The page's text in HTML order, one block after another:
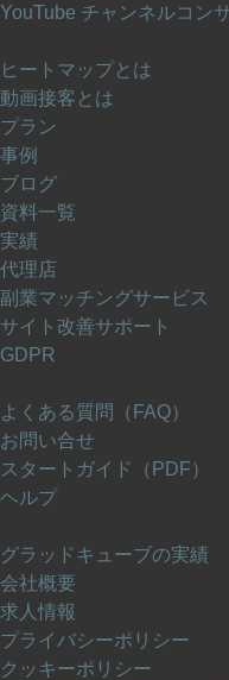
YouTube チャンネルコン
ヒートマップとは
動画接客とは
プラン
事例
ブログ
資料一覧
実績
代理店
副業マッチングサービス
サイト改善サポート
GDPR
よくある質問（FAQ）
お問い合せ
スタートガイド（PDF）
ヘルプ
グラッドキューブの実績
会社概要
求人情報
プライバシーポリシー
クッキーポリシー